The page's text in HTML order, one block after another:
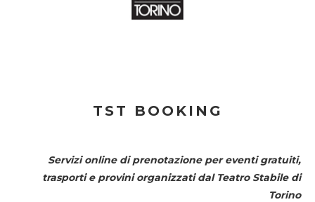
TST BOOKING
Servizi online di prenotazione per eventi gratuiti,
trasporti e provini organizzati dal Teatro Stabile di
Torino